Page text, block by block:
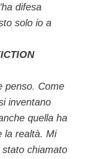
difesa
solo io a
penso. Come
inventano
quella ha
la realtà. Mi
chiamato